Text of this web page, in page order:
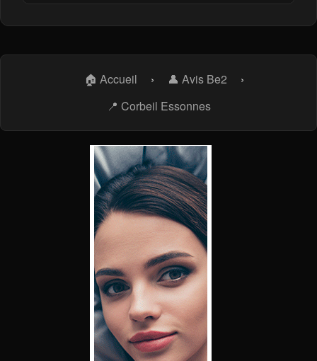
🏠 Accueil › 👤 Avis Be2
›
📍 Corbeil Essonnes